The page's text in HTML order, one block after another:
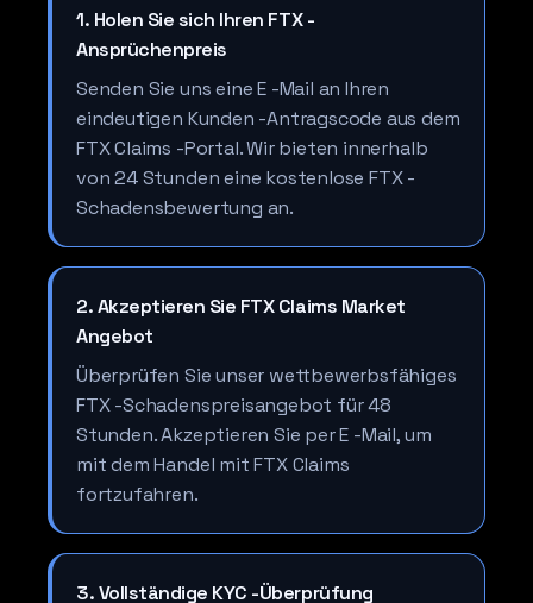
1. Holen Sie sich Ihren FTX -
Ansprüchenpreis
Senden Sie uns eine E -Mail an Ihren
eindeutigen Kunden -Antragscode aus dem
FTX Claims -Portal. Wir bieten innerhalb
von 24 Stunden eine kostenlose FTX -
Schadensbewertung an.
2. Akzeptieren Sie FTX Claims Market
Angebot
Überprüfen Sie unser wettbewerbsfähiges
FTX -Schadenspreisangebot für 48
Stunden. Akzeptieren Sie per E -Mail, um
mit dem Handel mit FTX Claims
fortzufahren.
3. Vollständige KYC -Überprüfung